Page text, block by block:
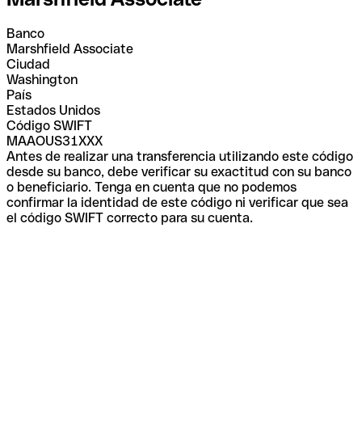
Banco
Marshfield Associate
Ciudad
Washington
País
Estados Unidos
Código SWIFT
MAAOUS31XXX
Antes de realizar una transferencia utilizando este código
desde su banco, debe verificar su exactitud con su banco
o beneficiario. Tenga en cuenta que no podemos
confirmar la identidad de este código ni verificar que sea
el código SWIFT correcto para su cuenta.